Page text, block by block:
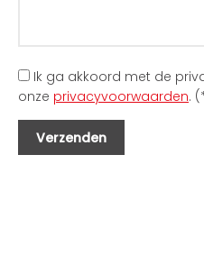
Ik ga akkoord met de
onze privacyvoorwaarden.